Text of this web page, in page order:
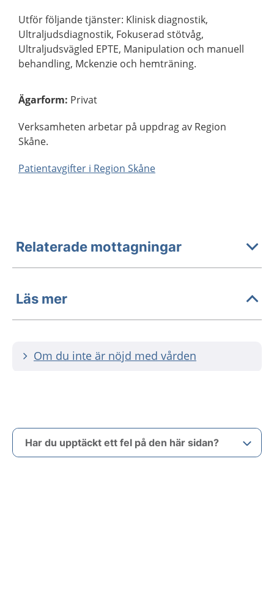
Utför följande tjänster: Klinisk diagnostik,
Ultraljudsdiagnostik, Fokuserad stötvåg,
Ultraljudsvägled EPTE, Manipulation och manuell
behandling, Mckenzie och hemträning.
Ägarform: Privat
Verksamheten arbetar på uppdrag av Region
Skåne.
Patientavgifter i Region Skåne
Relaterade mottagningar
Läs mer
Om du inte är nöjd med vården
Har du upptäckt ett fel på den här sidan?